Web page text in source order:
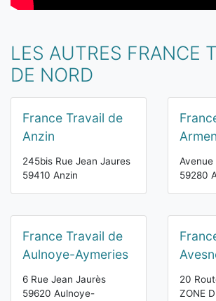
LES AUTRES FRANCE
DE NORD
France Travail de
Anzin
245bis Rue Jean Jaures
59410 Anzin
Avenue
59280
France Travail de
Aulnoye-Aymeries
6 Rue Jean Jaurès
59620 Aulnoye-
20
ZONE